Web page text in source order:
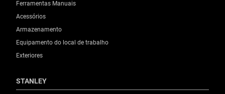
Ferramentas Manuais
Acessórios
Armazenamento
Equipamento do local de trabalho
Exteriores
STANLEY